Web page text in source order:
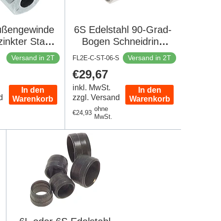
Stahl
2353 [2
Versand in 2T
In den
Warenkorb
6S Edelstahl 90-Grad-
Bogen Schneidring
630 Bar DIN 2353
FL2E-C-ST-06-S Versand in 2T
Regulärer
Preis
€29,67
inkl. MwSt.
zzgl. Versand
Regulärer
€24,93
ohne
MwSt.
In den
Warenkorb